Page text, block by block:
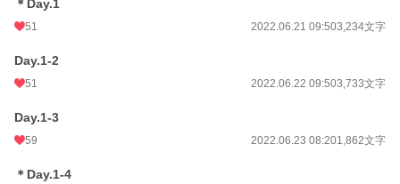
＊Day.1
51 2022.06.21 09:503,234文字
Day.1-2
51 2022.06.22 09:503,733文字
Day.1-3
59 2022.06.23 08:201,862文字
＊Day.1-4